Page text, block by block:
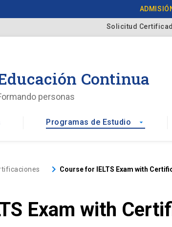
Solicitud
Continua
personas
Programas de Estudio arrow_drop_down
keyboard_arrow_right Course for IELTS Exam with
Exam with